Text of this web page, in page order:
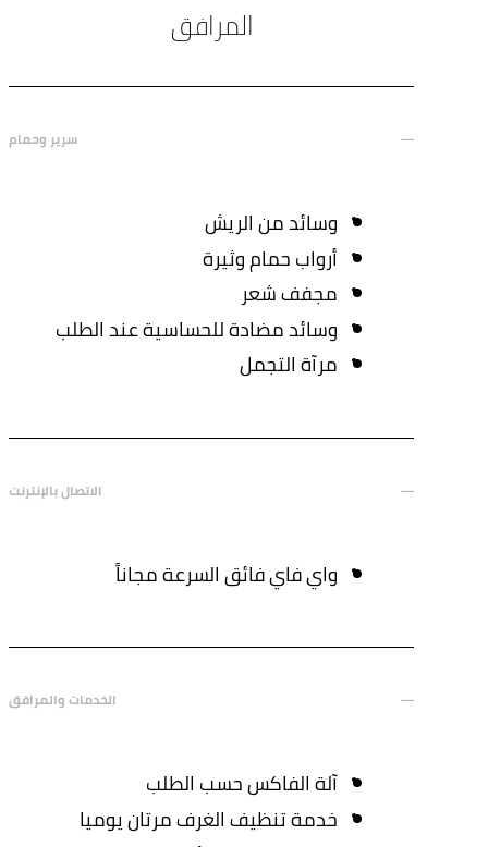
المرافق
سرير وحمام
وسائد من الريش
أرواب حمام وثيرة
مجفف شعر
وسائد مضادة للحساسية عند الطلب
مرآة التجمل
الاتصال بالإنترنت
واي فاي فائق السرعة مجاناً
الخدمات والمرافق
آلة الفاكس حسب الطلب
خدمة تنظيف الغرف مرتان يوميا